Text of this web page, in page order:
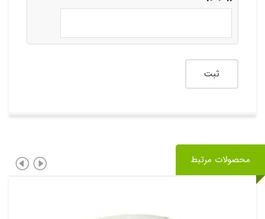
محصولات مرتبط